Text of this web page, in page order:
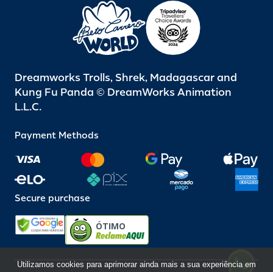
Dreamworks Trolls, Shrek, Madagascar and
Kung Fu Panda © DreamWorks Animation
L.L.C.
Payment Methods
Secure purchase
ÓTIMO
Utilizamos cookies para aprimorar ainda mais a sua experiência em